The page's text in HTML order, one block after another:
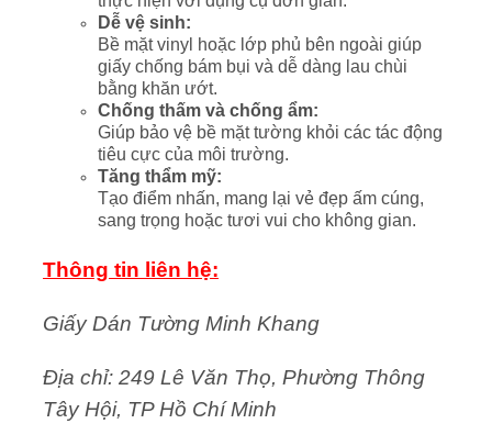
Dễ vệ sinh:
Bề mặt vinyl hoặc lớp phủ bên ngoài giúp
giấy chống bám bụi và dễ dàng lau chùi
bằng khăn ướt.
Chống thấm và chống ẩm:
Giúp bảo vệ bề mặt tường khỏi các tác động
tiêu cực của môi trường.
Tăng thẩm mỹ:
Tạo điểm nhấn, mang lại vẻ đẹp ấm cúng,
sang trọng hoặc tươi vui cho không gian.
Thông tin liên hệ:
Giấy Dán Tường Minh Khang
Địa chỉ: 249 Lê Văn Thọ, Phường Thông
Tây Hội, TP Hồ Chí Minh